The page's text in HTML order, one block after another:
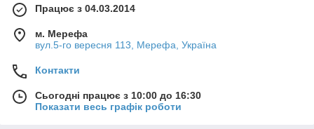
Працює з 04.03.2014
м. Мерефа
вул.5-го вересня 113, Мерефа, Україна
Контакти
Сьогодні працює з 10:00 до 16:30
Показати весь графік роботи